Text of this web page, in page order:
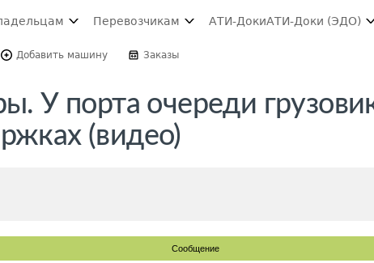
Перевозчикам АТИ-ДокиАТИ-Доки (ЭДО)
Добавить машину Заказы
У порта очереди
(видео)
Сообщение